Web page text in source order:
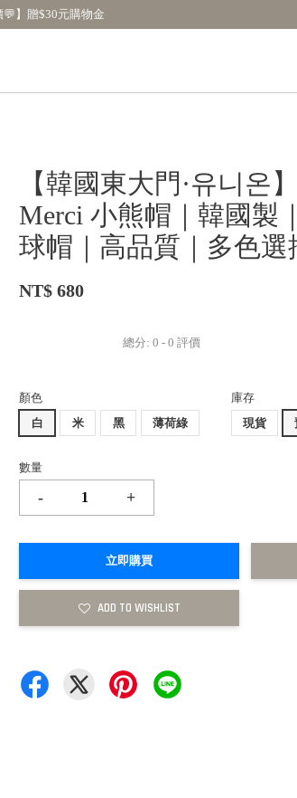
【韓國東大門·유니온
Merci 小熊帽｜韓國製
球帽｜高品質｜多色選
NT$ 680
總分:0 -0 評價
顏色
白
米 黑 薄荷綠
庫存
現貨
數量
- +
立即購買
ADD TO WISHLIST